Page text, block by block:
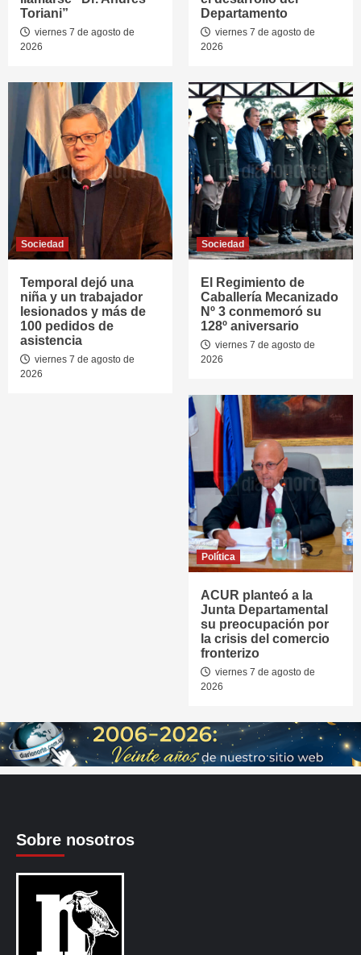
Toriani”
viernes 7 de agosto de
2026
Departamento
viernes 7 de agosto de
2026
Sociedad
Temporal dejó una
niña y un trabajador
lesionados y más de
100 pedidos de
asistencia
viernes 7 de agosto de
2026
Sociedad
El Regimiento de
Caballería Mecanizado
Nº 3 conmemoró su
128º aniversario
viernes 7 de agosto de
2026
Política
ACUR planteó a la
Junta Departamental
su preocupación por
la crisis del comercio
fronterizo
viernes 7 de agosto de
2026
Sobre nosotros